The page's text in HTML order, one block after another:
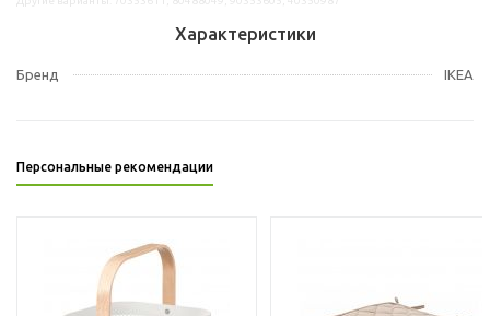
Характеристики
Бренд IKEA
Персональные рекомендации